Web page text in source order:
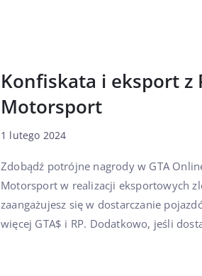
Konfiskata i eksport z
Motorsport
1 lutego 2024
Zdobądź potrójne nagrody w GTA
Motorsport w realizacji eksportowych
zaangażujesz się w dostarczanie
więcej GTA$ i RP. Dodatkowo, jeśli